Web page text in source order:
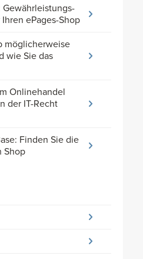
ePages-Shop
möglicherweise
wie Sie das
Onlinehandel
der IT-Recht
Finden Sie die
Shop